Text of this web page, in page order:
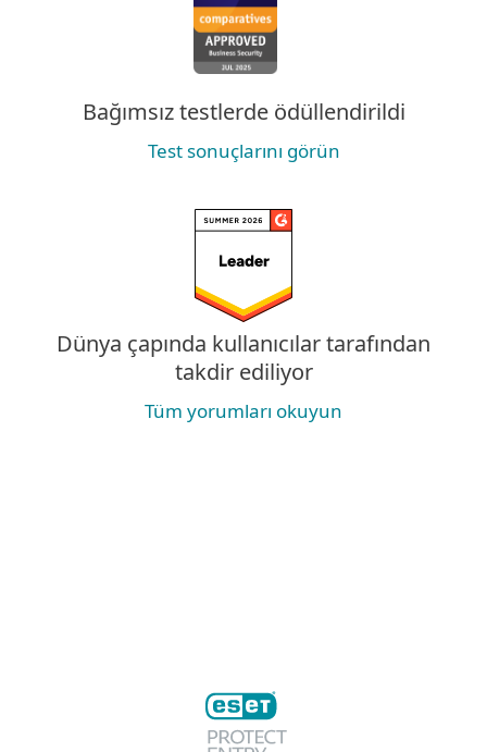
Bağımsız testlerde ödüllendirildi
Test sonuçlarını görün
Dünya çapında kullanıcılar tarafından
takdir ediliyor
Tüm yorumları okuyun